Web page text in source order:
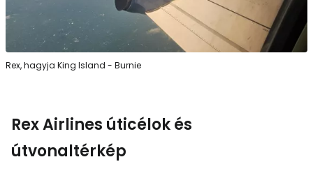
Rex, hagyja King Island - Burnie
Rex Airlines úticélok és
útvonaltérkép